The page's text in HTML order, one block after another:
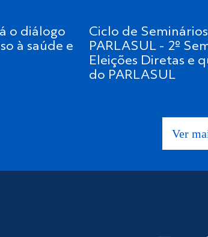
o diálogo
à saúde e
Ciclo de
PARLASUL - 2º
Eleições Diretas e
do PARLASUL
Ver